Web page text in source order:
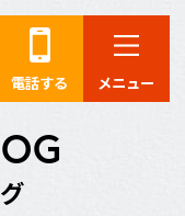
電話する メニュー
OG
グ